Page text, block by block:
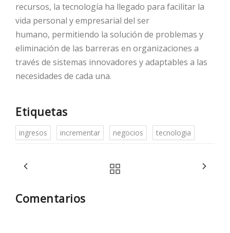
recursos, la tecnología ha llegado para facilitar la
vida personal y empresarial del ser
humano, permitiendo la solución de problemas y
eliminación de las barreras en organizaciones a
través de sistemas innovadores y adaptables a las
necesidades de cada una.
Etiquetas
ingresos incrementar negocios tecnologia
Comentarios